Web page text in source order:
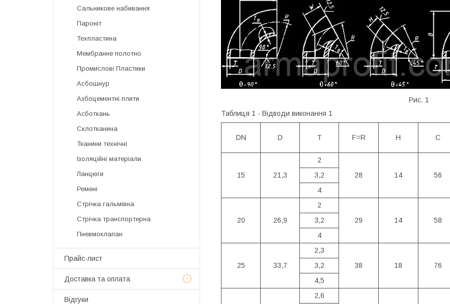
Рис. 1
Таблиця 1 - Відводи виконання 1
DN D T F=R H C
15 21,3
2
28
14 56
3,2
4
20 26,9
2
29
14 58
3,2
4
25 33,7
2,3
38
18 76
3,2
4,5
2,6
Сальникове набивання
Пароніт
Техпластина
Мембранне полотно
Промислові Пластики
Асбошнур
Азбоцементні плити
Асботкань
Склотканина
Тканини технічні
Ізоляційні матеріали
Ланцюги
Ремені
Стрічка гальмівна
Стрічка транспортерна
Пневмоклапан
Прайс-лист
Доставка та оплата
Відгуки